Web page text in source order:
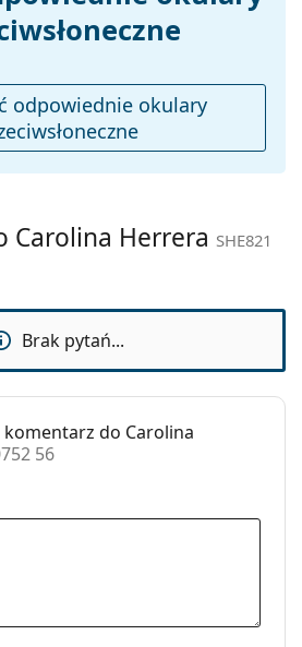
stylów popularnych marek.
Tak
Damskie
Carolina Herrera
SHE821 0752 56
odpowiednie okulary
Carolina Herrera SHE821
Brak pytań...
do Carolina
56